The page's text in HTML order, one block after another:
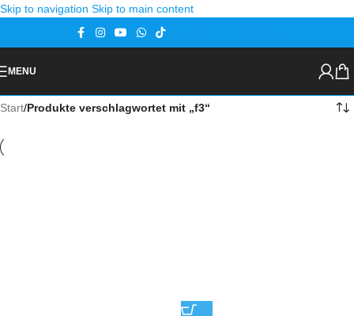
Skip to navigation Skip to main content
MENU
Start/Produkte verschlagwortet mit „f3“